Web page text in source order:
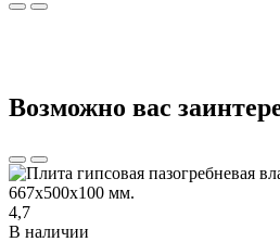
Возможно вас
4,7
В наличии